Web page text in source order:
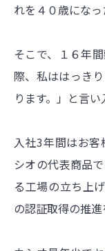
れを４０歳になっ
そこで、１６年
際、私ははっき
ります。」と言い
入社3年間はお
シオの代表商品
る工場の立ち上
の認証取得の推進